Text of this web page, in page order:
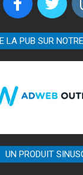
LA PUB SUR
UN PRODUIT